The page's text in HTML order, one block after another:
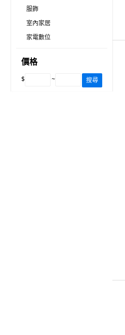
服飾
室內家居
家電數位
價格
$ ~ 搜尋